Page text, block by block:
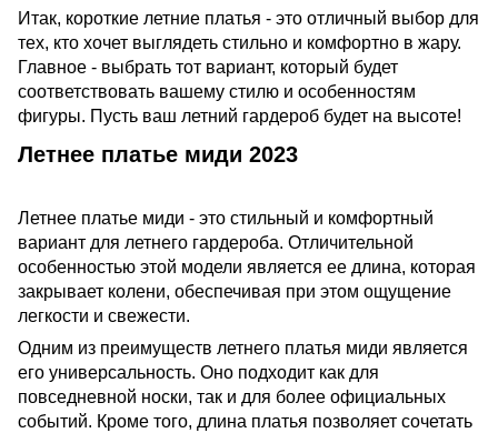
Итак, короткие летние платья - это отличный выбор для
тех, кто хочет выглядеть стильно и комфортно в жару.
Главное - выбрать тот вариант, который будет
соответствовать вашему стилю и особенностям
фигуры. Пусть ваш летний гардероб будет на высоте!
Летнее платье миди 2023
Летнее платье миди - это стильный и комфортный
вариант для летнего гардероба. Отличительной
особенностью этой модели является ее длина, которая
закрывает колени, обеспечивая при этом ощущение
легкости и свежести.
Одним из преимуществ летнего платья миди является
его универсальность. Оно подходит как для
повседневной носки, так и для более официальных
событий. Кроме того, длина платья позволяет сочетать